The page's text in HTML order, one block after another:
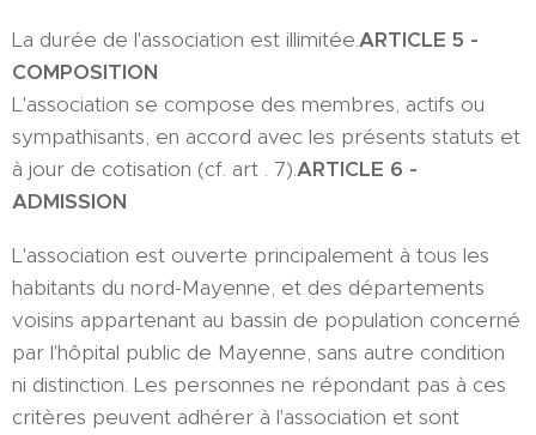
La durée de l'association est illimitée.ARTICLE 5 -
COMPOSITION
L'association se compose des membres, actifs ou
sympathisants, en accord avec les présents statuts et
à jour de cotisation (cf. art . 7).ARTICLE 6 -
ADMISSION
L'association est ouverte principalement à tous les
habitants du nord-Mayenne, et des départements
voisins appartenant au bassin de population concerné
par l'hôpital public de Mayenne, sans autre condition
ni distinction. Les personnes ne répondant pas à ces
critères peuvent adhérer à l'association et sont